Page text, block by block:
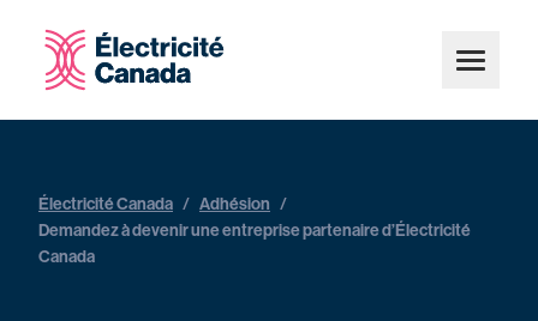
Électricité Canada / Adhésion /
Demandez à devenir une entreprise partenaire d’Électricité
Canada